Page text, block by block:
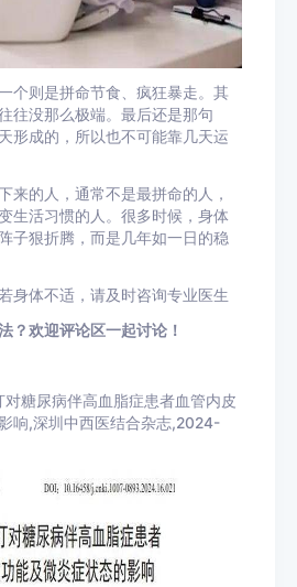
个则是拼命节食、疯狂暴走。其
往没那么极端。最后还是那句
形成的，所以也不可能靠几天运
来的人，通常不是最拼命的人，
生活习惯的人。很多时候，身体
子狠折腾，而是几年如一日的稳
身体不适，请及时咨询专业医生
？欢迎评论区一起讨论！
对糖尿病伴高血脂症患者血管内皮
响,深圳中西医结合杂志,2024-